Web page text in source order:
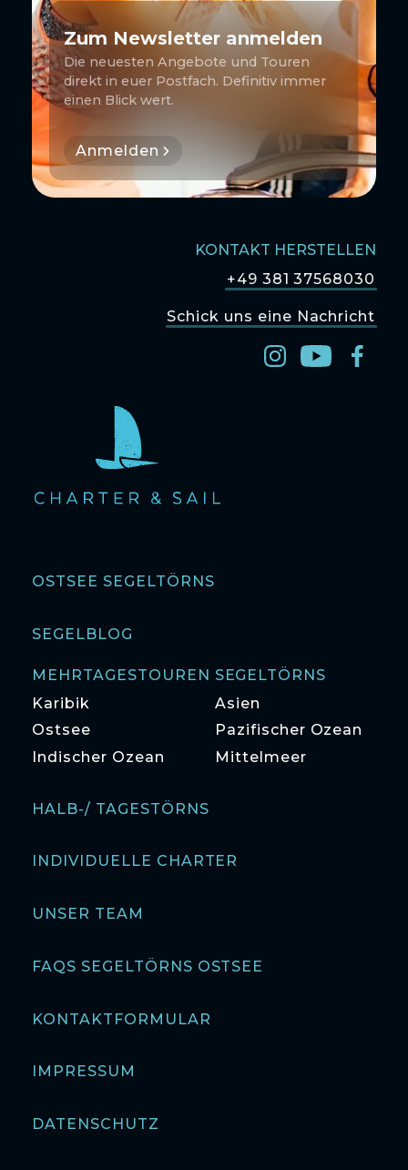
OSTSEE SEGELTÖRNS
SEGELBLOG
MEHRTAGESTOUREN SEGELTÖRNS
Karibik
Ostsee
Indischer Ozean
Asien
Pazifischer Ozean
Mittelmeer
HALB-/ TAGESTÖRNS
INDIVIDUELLE CHARTER
UNSER TEAM
FAQS SEGELTÖRNS OSTSEE
KONTAKTFORMULAR
IMPRESSUM
DATENSCHUTZ
Zum Newsletter anmelden
Die neuesten Angebote und Touren
direkt in euer Postfach. Definitiv immer
einen Blick wert.
Anmelden
KONTAKT HERSTELLEN
+49 381 37568030
Schick uns eine Nachricht